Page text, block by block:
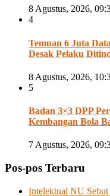
8 Agustus, 2026,
4
Temuan 6 Juta
Desak Pelaku
8 Agustus, 2026,
5
Badan 3×3 DPP
Kembangan Bola
7 Agustus, 2026,
Pos-pos Terbaru
Intelektual NU